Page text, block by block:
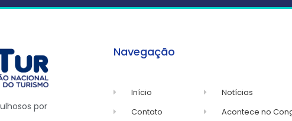
por
Navegação
Início
Contato
Notícias
Acontece no